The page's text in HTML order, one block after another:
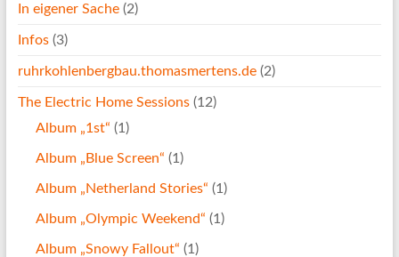
In eigener Sache(2)
Infos(3)
ruhrkohlenbergbau.thomasmertens.de(2)
The Electric Home Sessions(12)
Album „1st“ (1)
Album „Blue Screen“ (1)
Album „Netherland Stories“ (1)
Album „Olympic Weekend“ (1)
Album „Snowy Fallout“ (1)